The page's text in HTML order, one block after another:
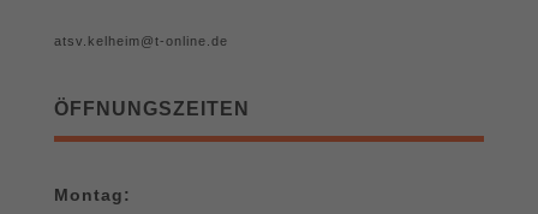
atsv.kelheim@t-online.de
ÖFFNUNGSZEITEN
Montag: